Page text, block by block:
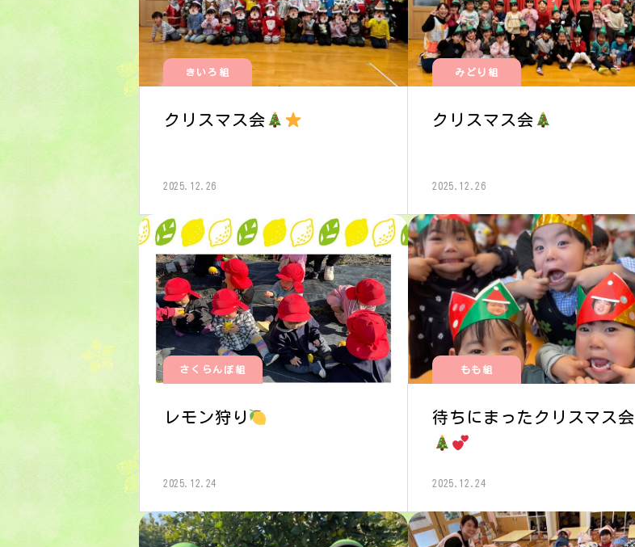
きいろ組
クリスマス会
2025.12.26
みどり組
クリスマス会
2025.12.26
さくらんぼ組
レモン狩り
2025.12.24
もも組
待ちにまったクリスマス会
2025.12.24